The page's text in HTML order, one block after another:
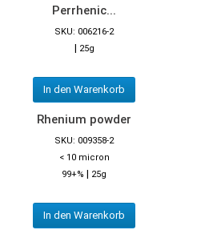
Perrhenic...
SKU: 006216-2
| 25g
In den Warenkorb
Rhenium powder
SKU: 009358-2
< 10 micron
99+% | 25g
In den Warenkorb